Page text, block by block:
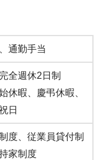
通勤手当
全週休2日制
休暇、慶弔休暇、
日
度、従業員貸付制
家制度